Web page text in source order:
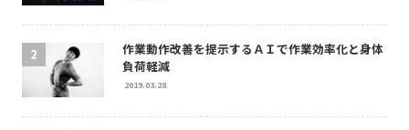
作業動作改善を提示するＡＩで作業効率化と身体
負荷軽減
2019.03.28